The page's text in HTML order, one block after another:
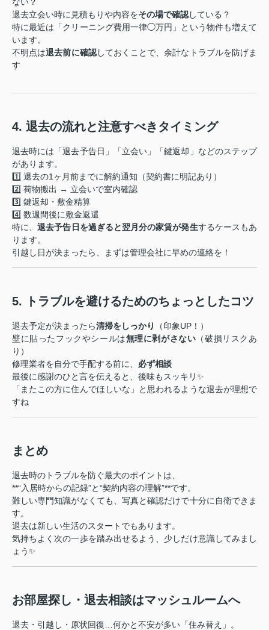
退去立会い時に見積もりや内容をその場で確認している？
特に最近は「クリーニング費用一律◯万円」という物件も増えて
います。
不明点は退去前に確認しておくことで、余計なトラブルを防げま
す
️4. 退去の流れと注意すべきタイミング
退去時には「退去予告日」「立会い」「鍵返却」などのステップ
があります。
1️⃣ 退去の1ヶ月前までに解約通知（契約書に明記あり）
2️⃣ 荷物搬出 → 立会いで室内確認
3️⃣ 鍵返却・敷金精算
4️⃣ 数週間後に敷金返還
特に、退去予告日を過ぎると翌月分の家賃が発生するケースもあ
ります。
引越し日が決まったら、まずは管理会社に早めの連絡を！
5. トラブルを避けるためのちょっとしたコツ
退去予定が決まったら清掃をしっかり
（印象UP！）
壁に貼ったフックやシールは無理に剥がさない （破損リスクあ
り）
修理業者を自分で手配する前に、 必ず相談
最後に感謝のひと言を伝えると、後味もスッキリ✨
「またこの方に住んでほしいな」と思われるような退去が理想で
すね
まとめ
退去時のトラブルを防ぐ最大のポイントは、
**“入居時からの記録”と“契約内容の理解”**です。
難しい専門知識がなくても、写真と確認だけで十分に自衛できま
す。
退去は新しい生活のスタートでもあります。
気持ちよく次の一歩を踏み出せるよう、少しだけ意識してみまし
ょう✨
お部屋探し・退去相談はマッシュルームへ
退去・引越し・原状回復…何かと不安が多い「住み替え」。